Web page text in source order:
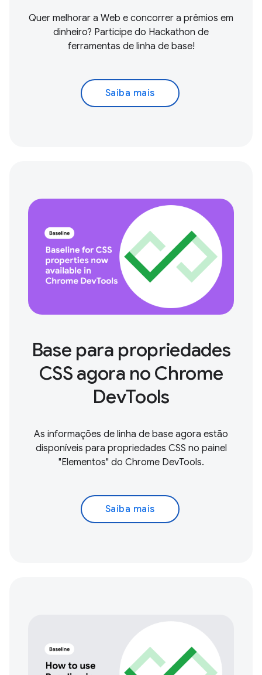
Quer melhorar a Web e concorrer a prêmios em
dinheiro? Participe do Hackathon de
ferramentas de linha de base!
Saiba mais
Base para propriedades
CSS agora no Chrome
DevTools
As informações de linha de base agora estão
disponíveis para propriedades CSS no painel
"Elementos" do Chrome DevTools.
Saiba mais